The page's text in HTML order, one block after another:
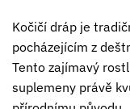
Kočičí dráp je
pocházejícím z
Tento zajímavý
suplemeny právě